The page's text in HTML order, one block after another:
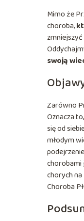
Mimo że
choroba,
swoją
Zarówno
Oznacza
się od
młodym
chorobami
chorych
Choroba